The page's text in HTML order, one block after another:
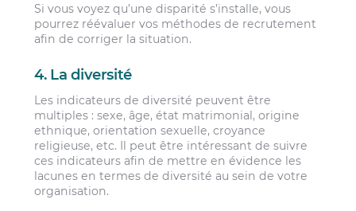
Si vous voyez qu’une disparité s’installe, vous
pourrez réévaluer vos méthodes de recrutement
afin de corriger la situation.
4. La diversité
Les indicateurs de diversité peuvent être
multiples : sexe, âge, état matrimonial, origine
ethnique, orientation sexuelle, croyance
religieuse, etc. Il peut être intéressant de suivre
ces indicateurs afin de mettre en évidence les
lacunes en termes de diversité au sein de votre
organisation.